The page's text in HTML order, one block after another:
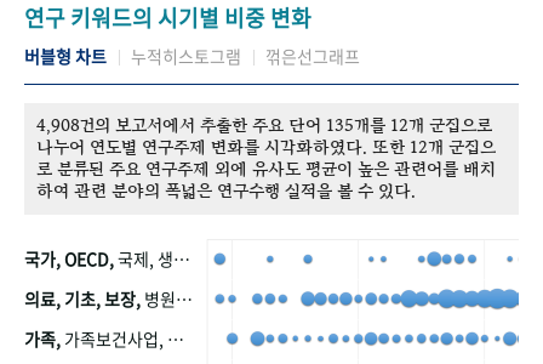
연구 키워드의 시기별 비중 변화
버블형 차트 누적히스토그램 꺾은선그래프
4,908건의 보고서에서 추출한 주요 단어 135개를 12개 군집으로
나누어 연도별 연구주제 변화를 시각화하였다. 또한 12개 군집으
로 분류된 주요 연구주제 외에 유사도 평균이 높은 관련어를 배치
하여 관련 분야의 폭넓은 연구수행 실적을 볼 수 있다.
국가, OECD,국제, 생산, 아시아, 태평양, 태평양지역, 참가
의료, 기초, 보장, 병원, 가정, 연금, 연계, 공적, 일본, 생활, 국민기초생활보장제도, 국민연금, 기금, 저소득층, 근로, 자활, 급여, 환자, 의료비, 모니터링, 한국복지패널, 소득, 지표, 빈곤, 노후, 장애인
가족, 가족보건사업, 산업, 친화, 전국, 출산력